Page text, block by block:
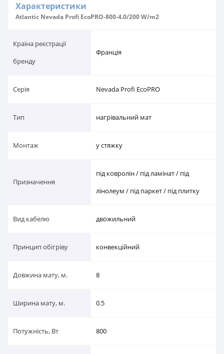
Характеристики
Atlantic Nevada Profi EcoPRO-800-4.0/200 W/m2
Країна реєстрації
бренду
Франція
Серія Nevada Profi EcoPRO
Тип нагрівальний мат
Монтаж у стяжку
Призначення
під ковролін / під ламінат / під
лінолеум / під паркет / під плитку
Вид кабелю двожильний
Принцип обігріву конвекційний
Довжина мату, м. 8
Ширина мату, м. 0.5
Потужність, Вт 800